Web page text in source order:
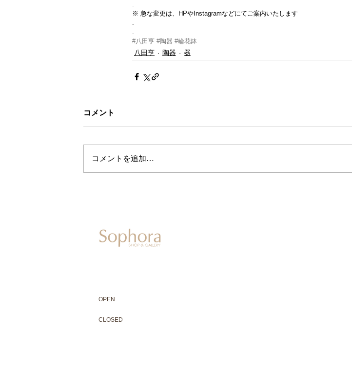
.
※ 急な変更は、HPやInstagramなどにてご案内いたします
.
.
#八田亨 #陶器 #輪花鉢
八田亨 陶器 器
コメント
コメントを追加…
OPEN
CLOSED